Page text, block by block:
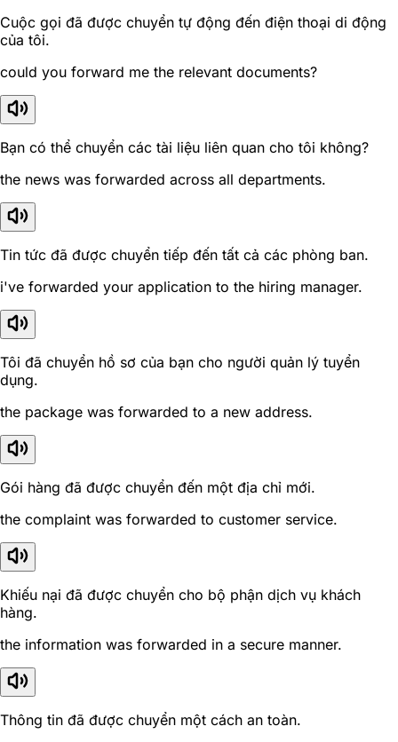
Cuộc gọi đã được chuyển tự động đến điện thoại di động
của tôi.
could you forward me the relevant documents?
Bạn có thể chuyển các tài liệu liên quan cho tôi không?
the news was forwarded across all departments.
Tin tức đã được chuyển tiếp đến tất cả các phòng ban.
i've forwarded your application to the hiring manager.
Tôi đã chuyển hồ sơ của bạn cho người quản lý tuyển
dụng.
the package was forwarded to a new address.
Gói hàng đã được chuyển đến một địa chỉ mới.
the complaint was forwarded to customer service.
Khiếu nại đã được chuyển cho bộ phận dịch vụ khách
hàng.
the information was forwarded in a secure manner.
Thông tin đã được chuyển một cách an toàn.